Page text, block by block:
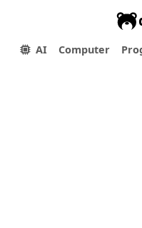
AI Computer